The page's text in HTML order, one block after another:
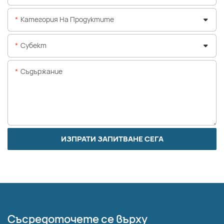
Категория На Продуктите
Субект
Съдържание
ИЗПРАТИ ЗАПИТВАНЕ СЕГА
Съсредоточете се върху